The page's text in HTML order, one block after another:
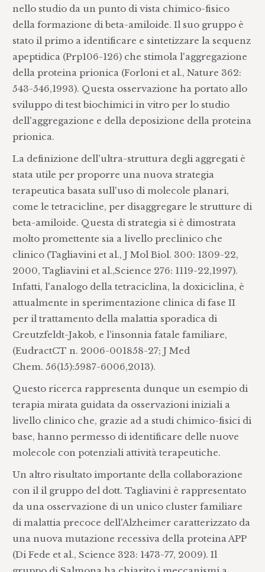
nello studio da un punto di vista chimico-fisico
della formazione di beta-amiloide. Il suo gruppo è
stato il primo a identificare e sintetizzare la sequenz
apeptidica (Prp106-126) che stimola l'aggregazione
della proteina ​​prionica (Forloni et al., Nature 362:
543-546,1993). Questa osservazione ha portato allo
sviluppo di test biochimici in vitro per lo studio
dell'aggregazione e della deposizione della proteina
prionica.
La definizione dell'ultra-struttura degli aggregati è
stata utile per proporre una nuova strategia
terapeutica basata sull'uso di molecole planari,
come le tetracicline, per disaggregare le strutture di
beta-amiloide. Questa di strategia si è dimostrata
molto promettente sia a livello preclinico che
clinico (Tagliavini et al., J Mol Biol. 300: 1309-22,
2000, Tagliavini et al.,Science 276: 1119-22,1997).
Infatti, l'analogo della tetraciclina, la doxiciclina, è
attualmente in sperimentazione clinica di fase II
per il trattamento della malattia sporadica di
Creutzfeldt-Jakob, e l’insonnia fatale familiare,
(EudractCT n. 2006-001858-27; J Med
Chem. 56(15):5987-6006,2013).
Questo ricerca rappresenta dunque un esempio di
terapia mirata guidata da osservazioni iniziali a
livello clinico che, grazie ad a studi chimico-fisici di
base, hanno permesso di identificare delle nuove
molecole con potenziali attività terapeutiche.
Un altro risultato importante della collaborazione
con il il gruppo del dott. Tagliavini è rappresentato
da una osservazione di un unico cluster familiare
di malattia precoce dell'Alzheimer caratterizzato da
una nuova mutazione recessiva della proteina APP
(Di Fede et al., Science 323: 1473-77, 2009). Il